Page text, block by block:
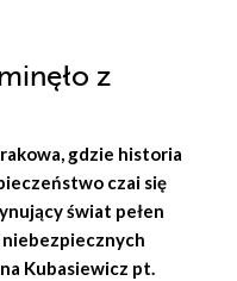
z
gdzie historia
czai się
świat pełen
Kubasiewicz pt.